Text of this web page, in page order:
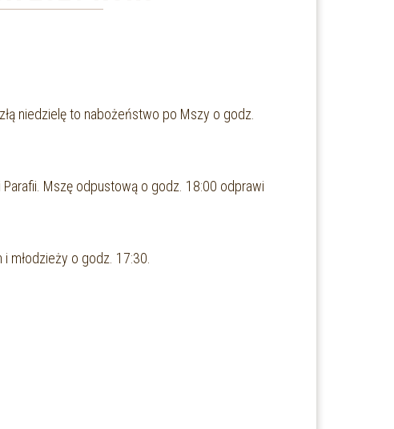
niedzielę to nabożeństwo po Mszy o godz.
Mszę odpustową o godz. 18:00 odprawi
młodzieży o godz. 17:30.